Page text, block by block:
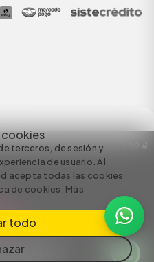
cookies
terceros, de sesión y
de usuario. Al
acepta todas las cookies
de cookies. Más
todo
890924167-6 Dirección: Carrera 50 #